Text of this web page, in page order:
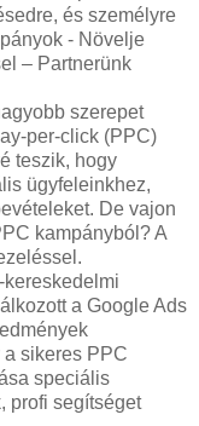
és személyre
- Növelje
– Partnerünk
szerepet
per-click (PPC)
teszik, hogy
ügyfeleinkhez,
De vajon
kampányból? A
a Google Ads
sikeres PPC
speciális
profi segítséget